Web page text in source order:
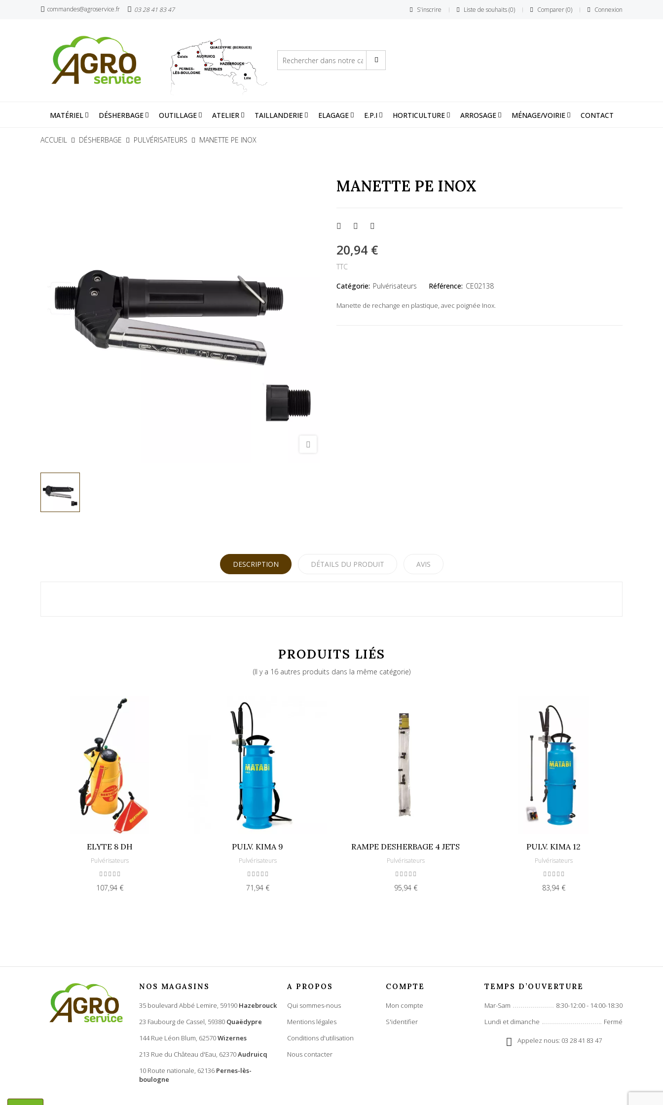
commandes@agroservice.fr 03 28 41 83 47 S'inscrire Liste de souhaits 0 Comparer 0 Connexion
MATÉRIEL DÉSHERBAGE OUTILLAGE ATELIER TAILLANDERIE ELAGAGE E.P.I HORTICULTURE ARROSAGE MÉNAGE/VOIRIE CONTACT
ACCUEIL DÉSHERBAGE PULVÉRISATEURS MANETTE PE INOX
MANETTE PE INOX
20,94 €
TTC
Catégorie: Pulvérisateurs Référence: CE02138
Manette de rechange en plastique, avec poignée Inox.
DESCRIPTION DÉTAILS DU PRODUIT AVIS
8414685032171
PRODUITS LIÉS
(Il y a 16 autres produits dans la même catégorie)
ELYTE 8 DH
Pulvérisateurs
107,94 €
PULV. KIMA 9
Pulvérisateurs
71,94 €
RAMPE DESHERBAGE 4 JETS
Pulvérisateurs
95,94 €
PULV. KIMA 12
Pulvérisateurs
83,94 €
NOS MAGASINS
35 boulevard Abbé Lemire, 59190 Hazebrouck
23 Faubourg de Cassel, 59380 Quaëdypre
144 Rue Léon Blum, 62570Wizernes
213 Rue du Château d'Eau, 62370Audruicq
10 Route nationale, 62136 Pernes-lès-
boulogne
A PROPOS
Qui sommes-nous
Mentions légales
Conditions d'utilisation
Nous contacter
COMPTE
Mon compte
S'identifier
TEMPS D’OUVERTURE
Mar-Sam
8:30-12:00 - 14:00-18:30
Lundi et dimanche
Fermé
Appelez nous: 03 28 41 83 47